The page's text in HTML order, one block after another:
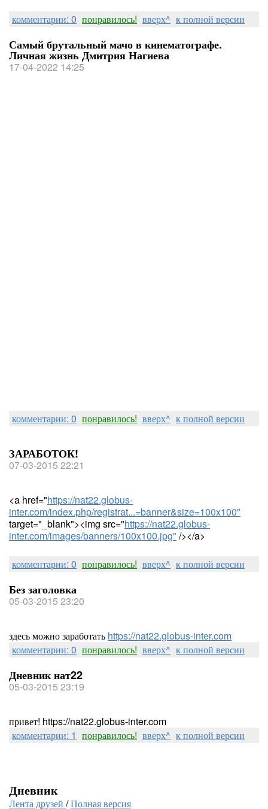
комментарии: 0 понравилось! вверх^ к полной версии
Самый брутальный мачо в кинематографе.
Личная жизнь Дмитрия Нагиева
17-04-2022 14:25
комментарии: 0 понравилось! вверх^ к полной версии
ЗАРАБОТОК!
07-03-2015 22:21
<a href="https://nat22.globus-
inter.com/index.php/registrat...=banner&size=100x100"
target="_blank"><img src="https://nat22.globus-
inter.com/images/banners/100x100.jpg" /></a>
комментарии: 0 понравилось! вверх^ к полной версии
Без заголовка
05-03-2015 23:20
здесь можно заработать https://nat22.globus-inter.com
комментарии: 0 понравилось! вверх^ к полной версии
Дневник нат22
05-03-2015 23:19
привет! https://nat22.globus-inter.com
комментарии: 1 понравилось! вверх^ к полной версии
Дневник
Лента друзей /Полная версия